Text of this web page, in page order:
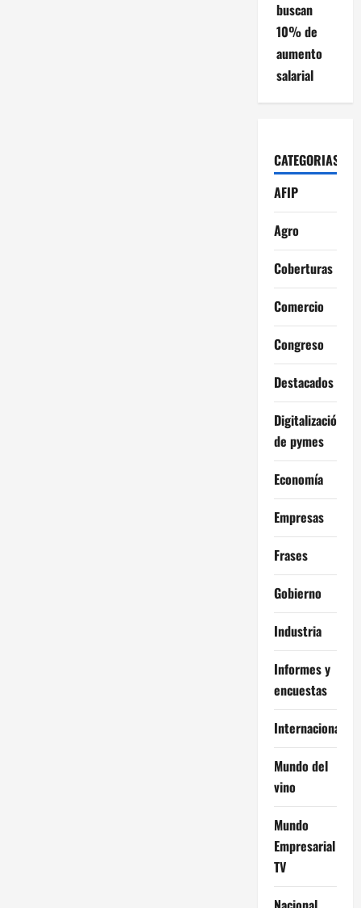
buscan
10% de
aumento
salarial
CATEGORIAS
AFIP
Agro
Coberturas
Comercio
Congreso
Destacados
Digitalización
de pymes
Economía
Empresas
Frases
Gobierno
Industria
Informes y
encuestas
Internacional
Mundo del
vino
Mundo
Empresarial
TV